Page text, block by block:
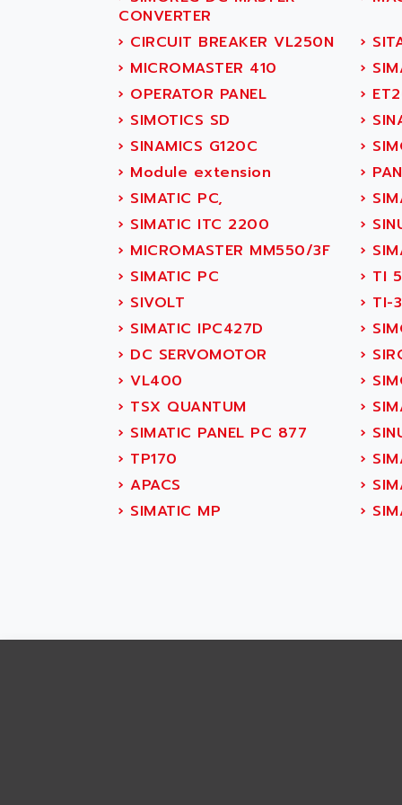
SITOP
SIMATIC
SIMATIC S7-400
90-30
SERIES 90-30
C350 / C370
RAIL SWITCH
SBC
HMI
SIMATIC HMI
SIMATIC OPERATOR
ABASK
ABB
ABB AS ROBOTIC
ABB REPAIR DEPT
ABB ROBOTICS
ABC VISION
ABD
ABG
ABL
ABL SURSUM
ABLE SYSTEMS
ABLIC
ABOUTBATTERIE
ABRACON
ABS COMPUTERS
ABS SYSTEM
ABSOCODER
ABUS
ABUS ELECTRONIC
AC
ACBEL
CONVERTER
› CIRCUIT BREAKER VL250N ›
› MICROMASTER 410 ›
› OPERATOR PANEL ›
› SIMOTICS SD ›
› SINAMICS G120C ›
› Module extension ›
› SIMATIC PC, ›
› SIMATIC ITC 2200 ›
› MICROMASTER MM550/3F ›
› SIMATIC PC › TI
› SIVOLT › TI-
› SIMATIC IPC427D ›
› DC SERVOMOTOR ›
› VL400 ›
› TSX QUANTUM ›
› SIMATIC PANEL PC 877 ›
› TP170 ›
› APACS ›
› SIMATIC MP ›